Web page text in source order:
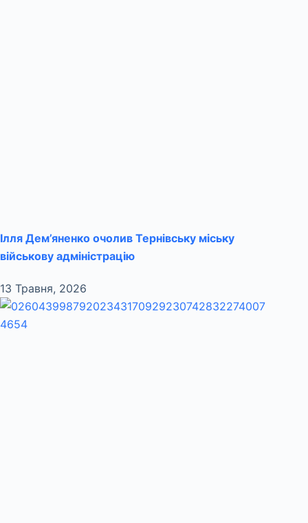
Ілля Дем’яненко очолив Тернівську міську
військову адміністрацію
13 Травня, 2026